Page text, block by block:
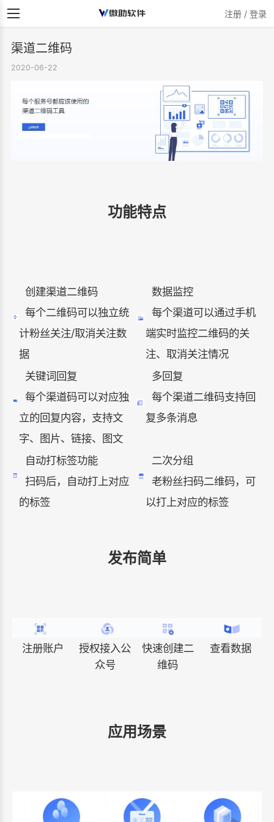
注册 / 登录
渠道二维码
2020-06-22
功能特点
创建渠道二维码
每个二维码可以独立统
计粉丝关注/取消关注数
据
数据监控
每个渠道可以通过手机
端实时监控二维码的关
注、取消关注情况
关键词回复
每个渠道码可以对应独
立的回复内容，支持文
字、图片、链接、图文
多回复
每个渠道二维码支持回
复多条消息
自动打标签功能
扫码后，自动打上对应
的标签
二次分组
老粉丝扫码二维码，可
以打上对应的标签
发布简单
注册账户
授权接入公
众号
快速创建二
维码
查看数据
应用场景